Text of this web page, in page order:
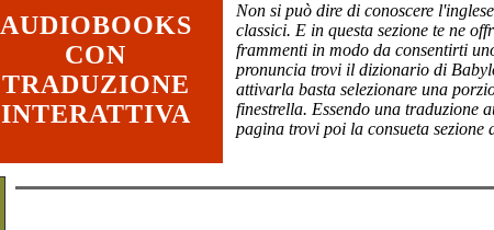
AUDIOBOOKS
CON
TRADUZIONE
INTERATTIVA
Non si può dire di conoscere
classici. E in questa sezione te ne
frammenti in modo da consentirti
pronuncia trovi il dizionario di
attivarla basta selezionare una
finestrella. Essendo una traduzione
pagina trovi poi la consueta